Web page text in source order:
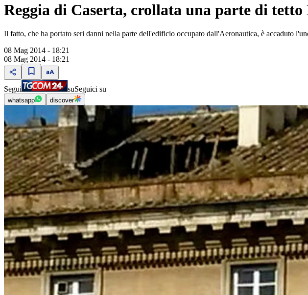
Reggia di Caserta, crollata una parte di
Il fatto, che ha portato seri danni nella parte dell'edificio occupato dall'Aeronautica, è accaduto
08 Mag 2014 - 18:21
08 Mag 2014 - 18:21
Segui suSeguici su
whatsapp discover